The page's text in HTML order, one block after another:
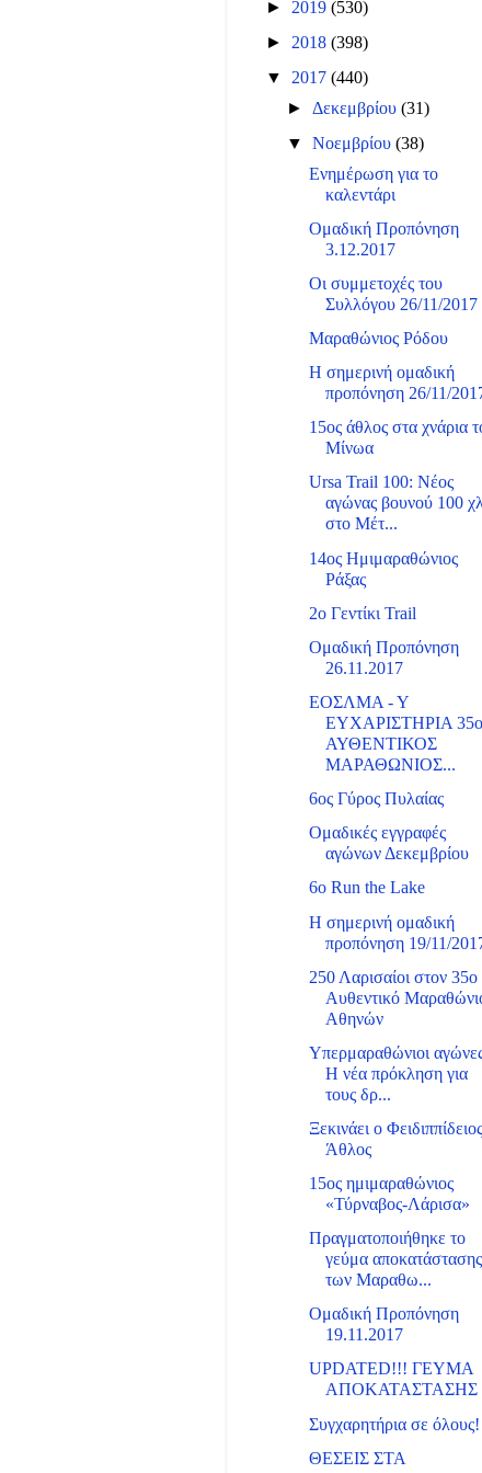
► 2019 (530)
► 2018 (398)
▼ 2017 (440)
► Δεκεμβρίου(31)
▼Νοεμβρίου(38)
Ενημέρωση για το
καλεντάρι
Ομαδική Προπόνηση
3.12.2017
Οι συμμετοχές του
Συλλόγου 26/11/2017
Μαραθώνιος Ρόδου
Η σημερινή ομαδική
προπόνηση 26/11/
15ος άθλος στα χνάρια
Μίνωα
Ursa Trail 100: Νέος
αγώνας βουνού 100
στο Μέτ...
14ος Ημιμαραθώνιος
Ράξας
2ο Γεντίκι Trail
Ομαδική Προπόνηση
26.11.2017
ΕΟΣΛΜΑ - Υ
ΕΥΧΑΡΙΣΤΗΡΙΑ
ΑΥΘΕΝΤΙΚΟΣ
ΜΑΡΑΘΩΝΙΟΣ...
6ος Γύρος Πυλαίας
Ομαδικές εγγραφές
αγώνων Δεκεμβρίου
6o Run the Lake
Η σημερινή ομαδική
προπόνηση 19/11/
250 Λαρισαίοι στον 35ο
Αυθεντικό
Αθηνών
Υπερμαραθώνιοι
Η νέα πρόκληση για
τους δρ...
Ξεκινάει ο Φειδιππίδειος
Άθλος
15ος ημιμαραθώνιος
«Τύρναβος-Λάρισα»
Πραγματοποιήθηκε το
γεύμα αποκατάστασης
των Μαραθω...
Ομαδική Προπόνηση
19.11.2017
UPDATED!!! ΓΕΥΜΑ
ΑΠΟΚΑΤΑΣΤΑΣΗΣ
Συγχαρητήρια σε όλους!
ΘΕΣΕΙΣ ΣΤΑ